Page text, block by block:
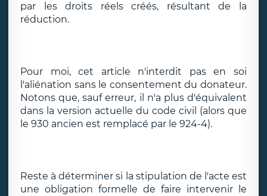
par les droits réels créés, résultant de la
réduction.
Pour moi, cet article n'interdit pas en soi
l'aliénation sans le consentement du donateur.
Notons que, sauf erreur, il n'a plus d'équivalent
dans la version actuelle du code civil (alors que
le 930 ancien est remplacé par le 924-4).
Reste à déterminer si la stipulation de l'acte est
une obligation formelle de faire intervenir le